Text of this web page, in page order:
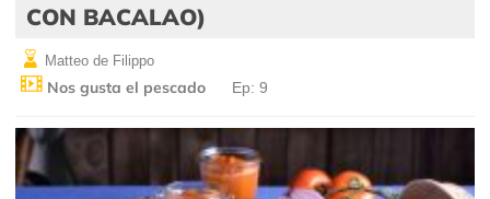
CON BACALAO)
Matteo de Filippo
Nos gusta el pescado Ep: 9